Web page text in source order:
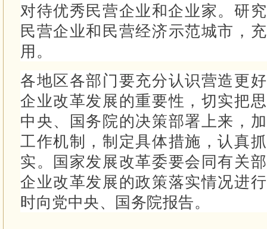
对待优秀民营企业和企业家。 研
民营企业和民营经济示范城市，
用。
各地区各部门要充分认识营造更
企业改革发展的重要性，切实把
中央、国务院的决策部署上来，
工作机制，制定具体措施，认真
实。 国家发展改革委要会同有关
企业改革发展的政策落实情况进
时向党中央、国务院报告。